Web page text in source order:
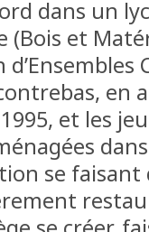
dans un
(Bois et
en
et les
se faisant